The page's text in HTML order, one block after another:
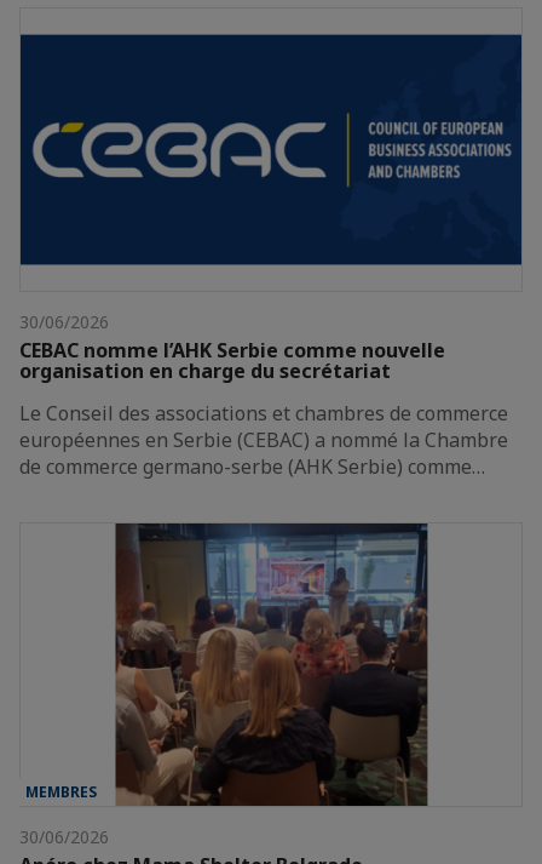
30/06/2026
CEBAC nomme l’AHK Serbie comme nouvelle
organisation en charge du secrétariat
Le Conseil des associations et chambres de commerce
européennes en Serbie (CEBAC) a nommé la Chambre
de commerce germano-serbe (AHK Serbie) comme…
MEMBRES
30/06/2026